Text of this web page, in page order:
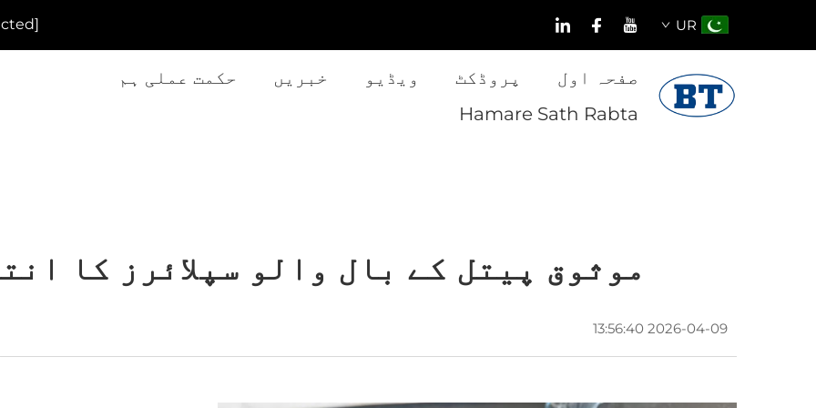
[email protected] UR
صفحہ اول پروڈکٹ ویڈیو خبریں
حکمت عملی ہم
Hamare Sath Rabta
موثوق پیتل کے بال والو سپلائرز کا
2026-04-09 13:56:40